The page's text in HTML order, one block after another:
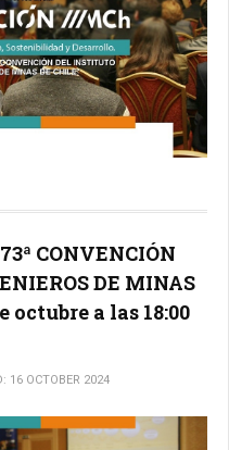
CONVENCIÓN
DE MINAS
octubre a las 18:00
16 OCTOBER 2024